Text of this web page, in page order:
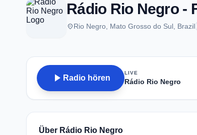
Rádio Rio Negro -
placeRio Negro, Mato Grosso do Sul, Brazil
play_arrow Radio hören
LIVE
Rádio Rio Negro
Über Rádio Rio Negro